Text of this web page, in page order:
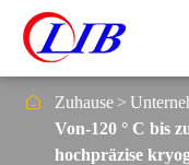
 Zuhause
Von-120 ° C bis
hochpräzise